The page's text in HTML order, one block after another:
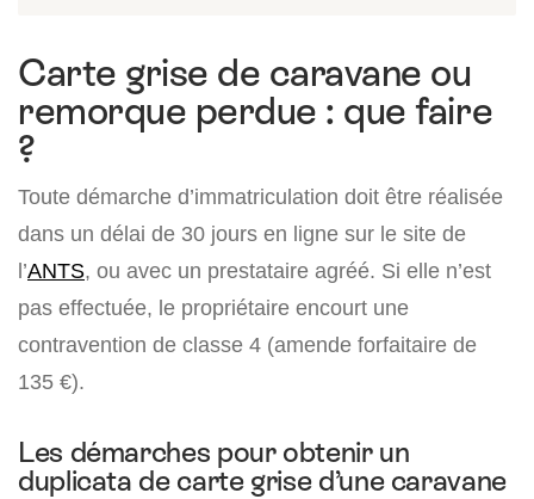
Carte grise de caravane ou
remorque perdue : que faire
?
Toute démarche d’immatriculation doit être réalisée
dans un délai de 30 jours en ligne sur le site de
l’ANTS, ou avec un prestataire agréé. Si elle n’est
pas effectuée, le propriétaire encourt une
contravention de classe 4 (amende forfaitaire de
135 €).
Les démarches pour obtenir un
duplicata de carte grise d’une caravane